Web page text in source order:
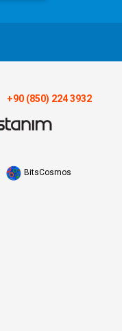
+90 (850) 224 3932
BitsCosmos